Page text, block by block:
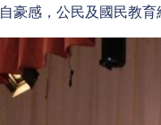
自豪感，公民及國民教